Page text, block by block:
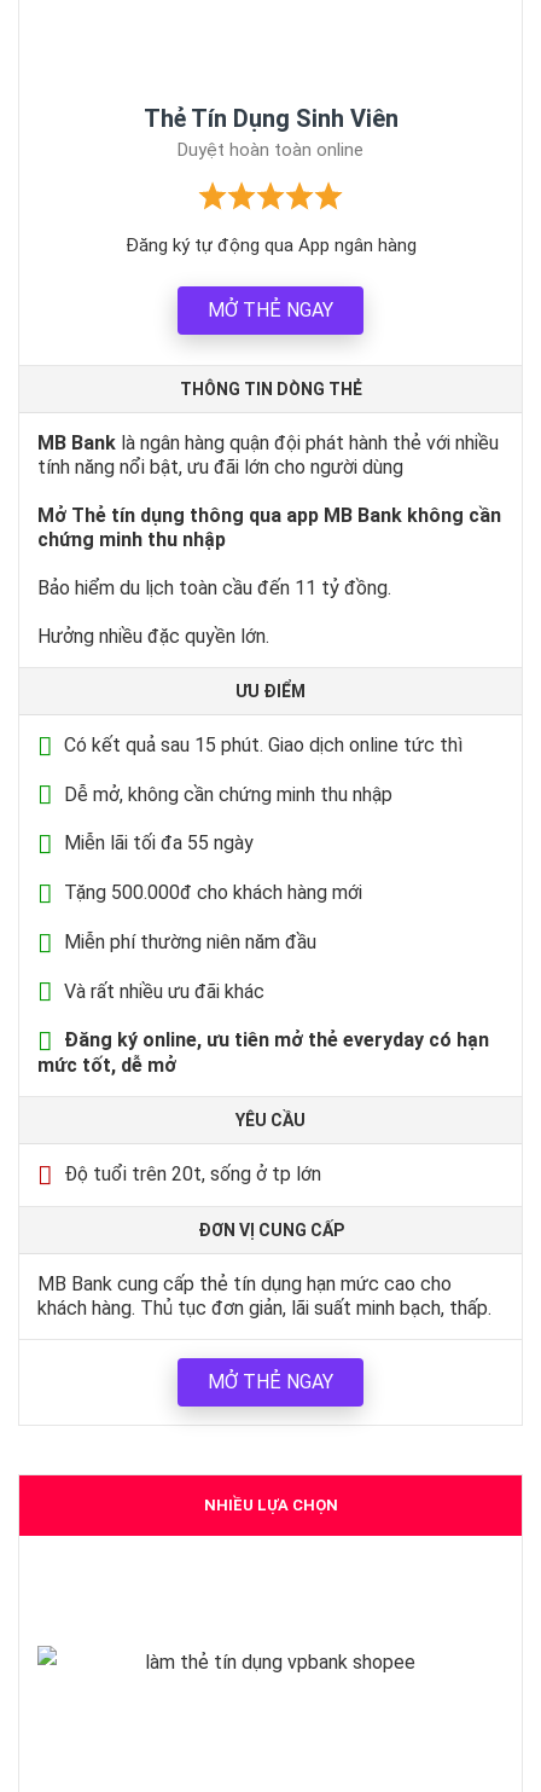
Thẻ Tín Dụng Sinh Viên
Duyệt hoàn toàn online
Đăng ký tự động qua App ngân hàng
MỞ THẺ NGAY
THÔNG TIN DÒNG THẺ
MB Bank là ngân hàng quận đội phát hành thẻ với nhiều
tính năng nổi bật, ưu đãi lớn cho người dùng
Mở Thẻ tín dụng thông qua app MB Bank không cần
chứng minh thu nhập
Bảo hiểm du lịch toàn cầu đến 11 tỷ đồng.
Hưởng nhiều đặc quyền lớn.
ƯU ĐIỂM
Có kết quả sau 15 phút. Giao dịch online tức thì
Dễ mở, không cần chứng minh thu nhập
Miễn lãi tối đa 55 ngày
Tặng 500.000đ cho khách hàng mới
Miễn phí thường niên năm đầu
Và rất nhiều ưu đãi khác
Đăng ký online, ưu tiên mở thẻ everyday có hạn
mức tốt, dễ mở
YÊU CẦU
Độ tuổi trên 20t, sống ở tp lớn
ĐƠN VỊ CUNG CẤP
MB Bank cung cấp thẻ tín dụng hạn mức cao cho
khách hàng. Thủ tục đơn giản, lãi suất minh bạch, thấp.
MỞ THẺ NGAY
NHIỀU LỰA CHỌN